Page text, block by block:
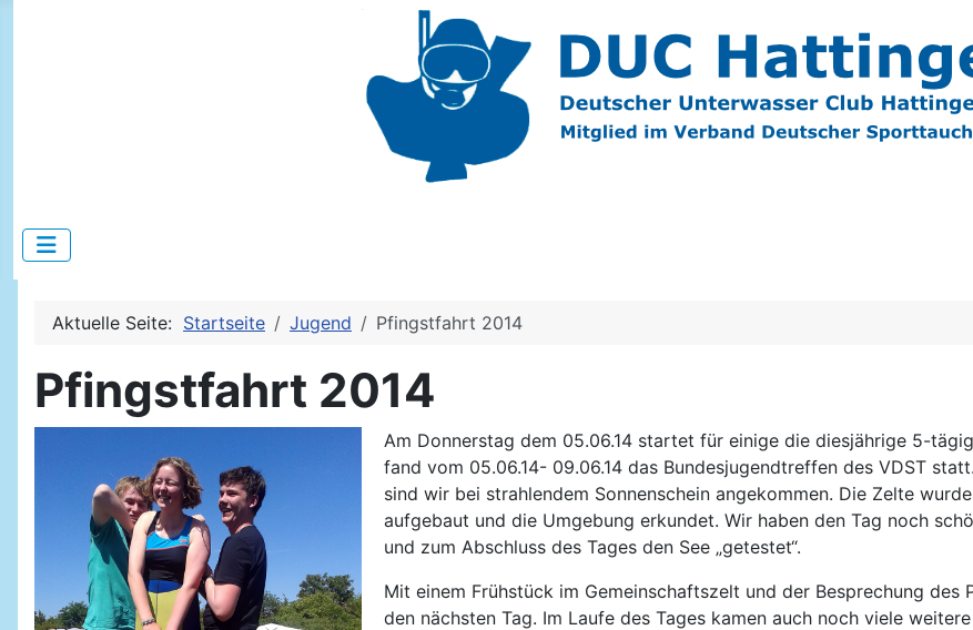
Aktuelle Seite: Startseite Jugend Pfingstfahrt 2014
Pfingstfahrt 2014
Am Donnerstag dem 05.06.14 startet für einige die diesjährige 5-
fand vom 05.06.14- 09.06.14 das Bundesjugendtreffen des VDST
sind wir bei strahlendem Sonnenschein angekommen. Die Zelte
aufgebaut und die Umgebung erkundet. Wir haben den Tag noch
und zum Abschluss des Tages den See „getestet“.
Mit einem Frühstück im Gemeinschaftszelt und der Besprechung des
den nächsten Tag. Im Laufe des Tages kamen auch noch viele